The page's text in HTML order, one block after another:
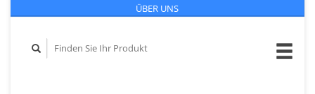
ÜBER UNS